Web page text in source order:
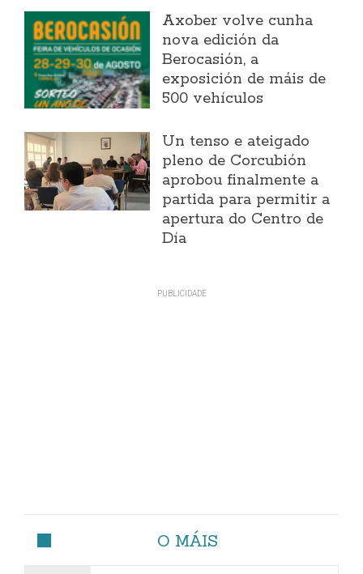
Axober volve cunha
nova edición da
Berocasión, a
exposición de máis de
500 vehículos
Un tenso e ateigado
pleno de Corcubión
aprobou finalmente a
partida para permitir a
apertura do Centro de
Día
O MÁIS